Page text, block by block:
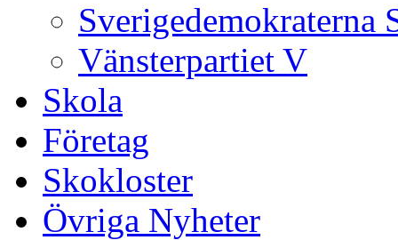
Sverigedemokraterna
Vänsterpartiet V
Skola
Företag
Skokloster
Övriga Nyheter